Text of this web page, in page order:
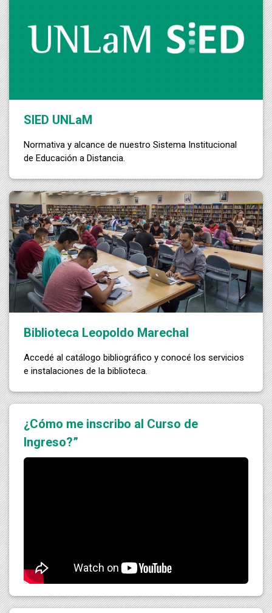
SIED UNLaM
Normativa y alcance de nuestro Sistema Institucional
de Educación a Distancia.
Biblioteca Leopoldo Marechal
Accedé al catálogo bibliográfico y conocé los servicios
e instalaciones de la biblioteca.
¿Cómo me inscribo al Curso de
Ingreso?”